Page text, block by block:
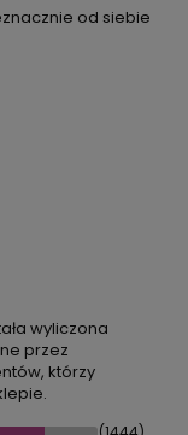
od siebie
wyliczona
przez
którzy